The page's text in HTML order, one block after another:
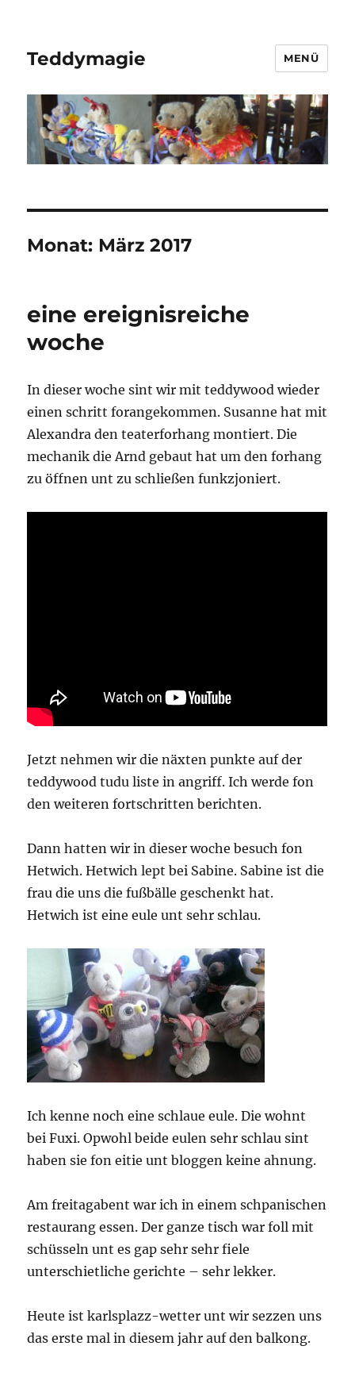
Teddymagie MENÜ
Monat: März 2017
eine ereignisreiche
woche
In dieser woche sint wir mit teddywood wieder
einen schritt forangekommen. Susanne hat mit
Alexandra den teaterforhang montiert. Die
mechanik die Arnd gebaut hat um den forhang
zu öffnen unt zu schließen funkzjoniert.
Jetzt nehmen wir die näxten punkte auf der
teddywood tudu liste in angriff. Ich werde fon
den weiteren fortschritten berichten.
Dann hatten wir in dieser woche besuch fon
Hetwich. Hetwich lept bei Sabine. Sabine ist die
frau die uns die fußbälle geschenkt hat.
Hetwich ist eine eule unt sehr schlau.
Ich kenne noch eine schlaue eule. Die wohnt
bei Fuxi. Opwohl beide eulen sehr schlau sint
haben sie fon eitie unt bloggen keine ahnung.
Am freitagabent war ich in einem schpanischen
restaurang essen. Der ganze tisch war foll mit
schüsseln unt es gap sehr sehr fiele
unterschietliche gerichte – sehr lekker.
Heute ist karlsplazz-wetter unt wir sezzen uns
das erste mal in diesem jahr auf den balkong.